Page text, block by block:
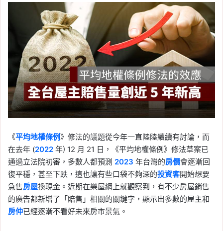
《平均地權條例 》修法的議題從今年一直陸陸續續有討論，而
在去年 (2022 年) 12 月 21 日，《平均地權條例》修法草案已
通過立法院初審，多數人都預測 2023 年台灣的房價會逐漸回
復平穩，甚至下跌，這也讓有些口袋不夠深的投資客開始想要
急售房屋換現金。近期在樂屋網上就觀察到，有不少房屋銷售
的廣告都新增了「賠售」相關的關鍵字，顯示出多數的屋主和
房仲已經逐漸不看好未來房市景氣。